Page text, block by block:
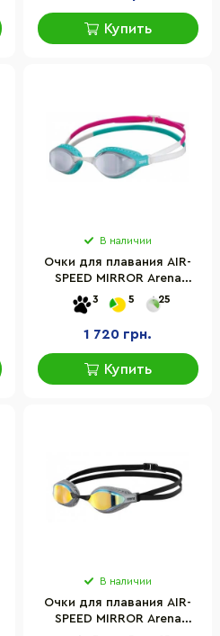
Купить
В наличии
Очки для плавания AIR-
SPEED MIRROR Arena
003151-104 серебристо-
бирюзовый, OSFM
3 5 25
1 720 грн.
Купить
В наличии
Очки для плавания AIR-
SPEED MIRROR Arena